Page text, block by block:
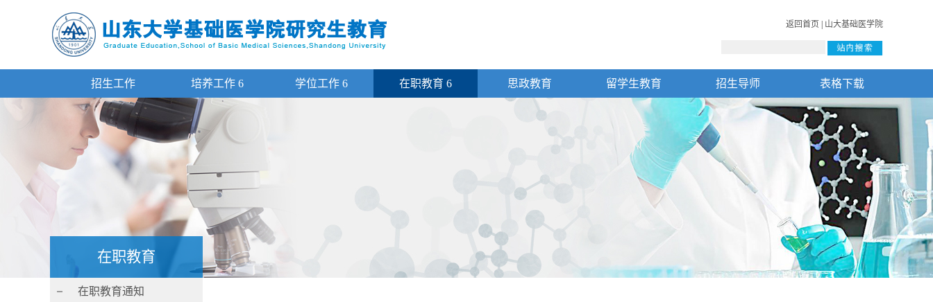
返回首页 山大基础医学院
招生工作 培养工作 6 学位工作 6 在职教育 6 思政教育 留学生教育 招生导师 表格下载
在职教育
在职教育通知